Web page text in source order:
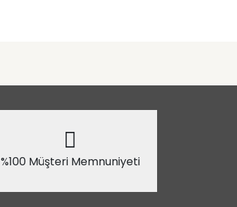
%100 Müşteri Memnuniyeti